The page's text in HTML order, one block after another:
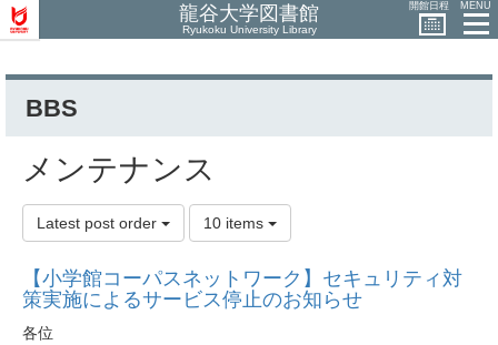
龍谷大学図書館
Ryukoku University Library
開館日程 MENU
BBS
メンテナンス
Latest post order 10 items
【小学館コーパスネットワーク】セキュリティ対
策実施によるサービス停止のお知らせ
各位